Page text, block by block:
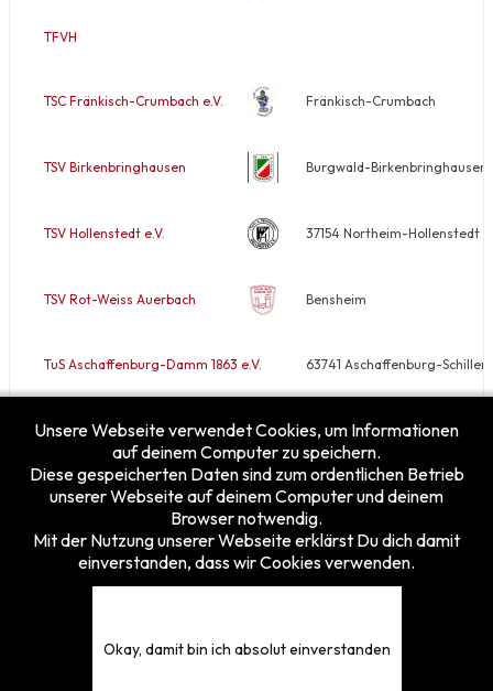
TFVH
TSC Fränkisch-Crumbach e.V. Fränkisch-Crumbach
TSV Birkenbringhausen Burgwald-Birkenbringhausen
TSV Hollenstedt e.V. 37154 Northeim-Hollenstedt
TSV Rot-Weiss Auerbach Bensheim
TuS Aschaffenburg-Damm 1863 e.V. 63741 Aschaffenburg-
VfB Rodheim/Horloff e.V. 35410 Hungen-Rodheim
Besucherzähler
Heute
3
Diesen Monat
126
Unsere Webseite verwendet Cookies, um Informationen
auf deinem Computer zu speichern.
Diese gespeicherten Daten sind zum ordentlichen Betrieb
unserer Webseite auf deinem Computer und deinem
Browser notwendig.
Mit der Nutzung unserer Webseite erklärst Du dich damit
einverstanden, dass wir Cookies verwenden.
Okay, damit bin ich absolut einverstanden